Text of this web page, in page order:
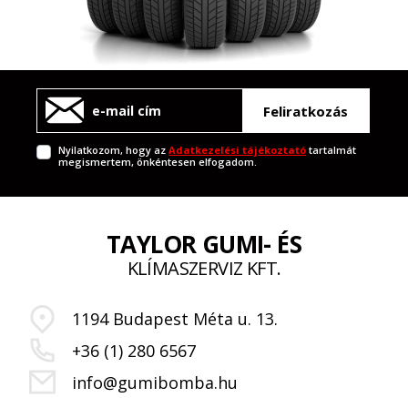
Feliratkozás
Nyilatkozom, hogy azAdatkezelési tájékoztató tartalmát
megismertem, önkéntesen elfogadom.
TAYLOR GUMI- ÉS
KLÍMASZERVIZ KFT.
1194 Budapest Méta u. 13.
+36 (1) 280 6567
info@gumibomba.hu